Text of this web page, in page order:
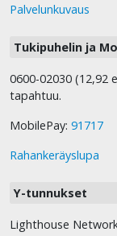
Palvelunkuvaus
Tukipuhelin ja
0600-02030 (12,92
tapahtuu.
MobilePay: 91717
Rahankeräyslupa
Y-tunnukset
Lighthouse